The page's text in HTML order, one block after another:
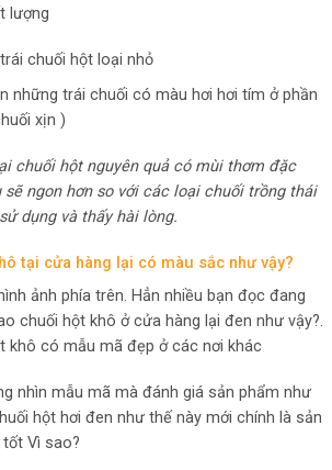
lượng
chuối hột loại nhỏ
những trái chuối có màu hơi hơi tím ở phần
xịn )
chuối hột nguyên quả có mùi thơm đặc
sẽ ngon hơn so với các loại chuối trồng thái
dụng và thấy hài lòng.
tại cửa hàng lại có màu sắc như vậy?
ảnh phía trên. Hẳn nhiều bạn đọc đang
chuối hột khô ở cửa hàng lại đen như vậy?.
khô có mẫu mã đẹp ở các nơi khác
nhìn mẫu mã mà đánh giá sản phẩm như
hột hơi đen như thế này mới chính là sản
Vì sao?